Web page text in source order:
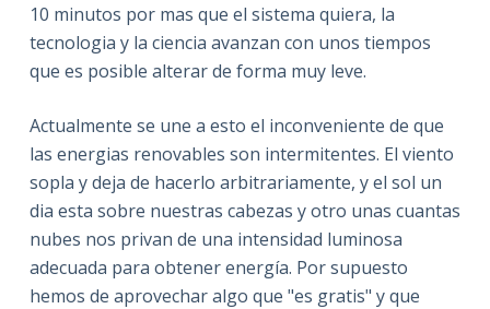
10 minutos por mas que el sistema quiera, la
tecnologia y la ciencia avanzan con unos tiempos
que es posible alterar de forma muy leve.
Actualmente se une a esto el inconveniente de que
las energias renovables son intermitentes. El viento
sopla y deja de hacerlo arbitrariamente, y el sol un
dia esta sobre nuestras cabezas y otro unas cuantas
nubes nos privan de una intensidad luminosa
adecuada para obtener energía. Por supuesto
hemos de aprovechar algo que "es gratis" y que